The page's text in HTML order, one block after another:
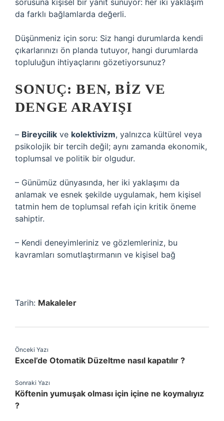
sorusuna kişisel bir yanıt sunuyor: her iki yaklaşım
da farklı bağlamlarda değerli.
Düşünmeniz için soru: Siz hangi durumlarda kendi
çıkarlarınızı ön planda tutuyor, hangi durumlarda
topluluğun ihtiyaçlarını gözetiyorsunuz?
SONUÇ: BEN, BIZ VE
DENGE ARAYIŞI
– Bireycilik ve kolektivizm, yalnızca kültürel veya
psikolojik bir tercih değil; aynı zamanda ekonomik,
toplumsal ve politik bir olgudur.
– Günümüz dünyasında, her iki yaklaşımı da
anlamak ve esnek şekilde uygulamak, hem kişisel
tatmin hem de toplumsal refah için kritik öneme
sahiptir.
– Kendi deneyimleriniz ve gözlemleriniz, bu
kavramları somutlaştırmanın ve kişisel bağ
Tarih: Makaleler
Önceki Yazı
Excel’de Otomatik Düzeltme nasıl kapatılır ?
Sonraki Yazı
Köftenin yumuşak olması için içine ne koymalıyız
?